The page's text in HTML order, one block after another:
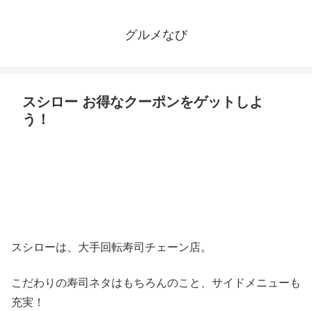
グルメなび
スシロー お得なクーポンをゲットしよ
う！
スシローは、大手回転寿司チェーン店。
こだわりの寿司ネタはもちろんのこと、サイドメニューも
充実！